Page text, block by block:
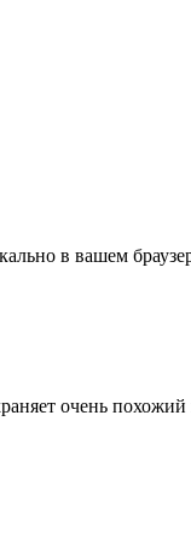
в вашем
очень похожий